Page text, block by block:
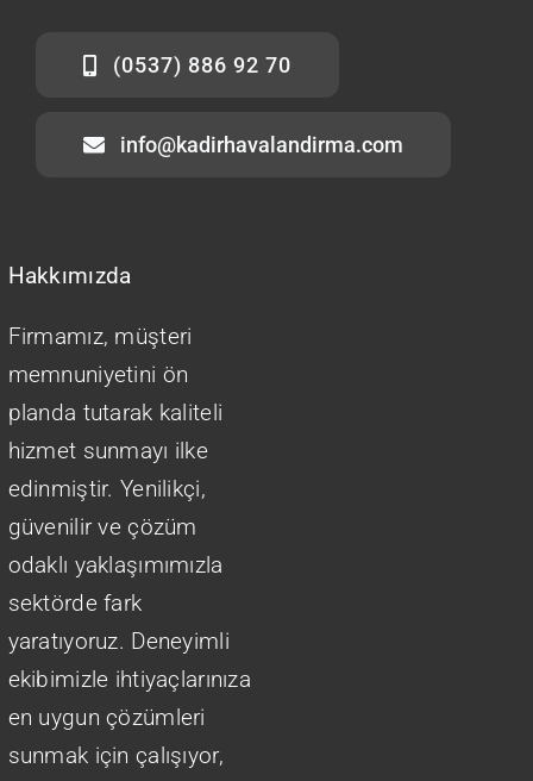
(0537) 886 92 70
info@kadirhavalandirma.com
Hakkımızda
Firmamız, müşteri
memnuniyetini ön
planda tutarak kaliteli
hizmet sunmayı ilke
edinmiştir. Yenilikçi,
güvenilir ve çözüm
odaklı yaklaşımımızla
sektörde fark
yaratıyoruz. Deneyimli
ekibimizle ihtiyaçlarınıza
en uygun çözümleri
sunmak için çalışıyor,